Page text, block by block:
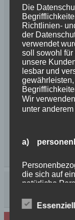
Die
Richtlinien-
der
verwendet
soll sowohl für
unsere
lesbar und
Wir
unter
a)
die sich auf
natürliche
natürliche
indirekt,
Essenziell